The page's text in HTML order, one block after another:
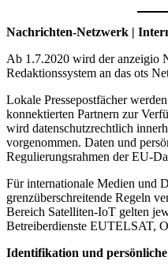
Nachrichten-Netzwerk |
Ab 1.7.2020 wird der anzeigio
Redaktionssystem an das ots
Lokale Pressepostfächer
konnektierten Partnern zur
wird datenschutzrechtlich
vorgenommen. Daten und
Regulierungsrahmen der EU-
Für internationale Medien und
grenzüberschreitende Regeln
Bereich Satelliten-IoT gelten
Betreiberdienste EUTELSAT,
Identifikation und